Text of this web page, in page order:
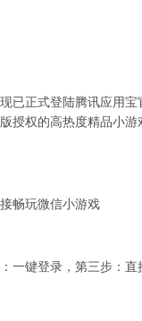
已正式登陆腾讯应用宝
授权的高热度精品小
畅玩微信小游戏
一键登录，第三步：